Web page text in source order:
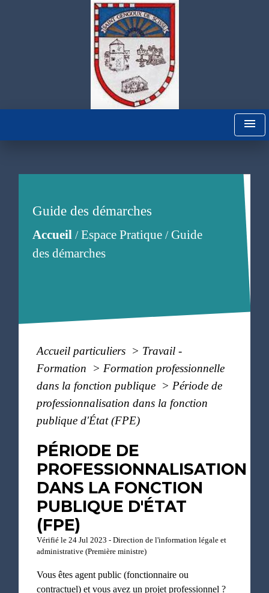
menu
Guide des démarches
Accueil/Espace Pratique/Guide
des démarches
Accueil particuliers > Travail -
Formation
> Formation professionnelle
dans la fonction publique > Période de
professionnalisation dans la fonction
publique d'État (FPE)
PÉRIODE DE
PROFESSIONNALISATION
DANS LA FONCTION
PUBLIQUE D'ÉTAT
(FPE)
Vérifié le 24 Jul 2023 - Direction de l'information légale et
administrative (Première ministre)
Vous êtes agent public (fonctionnaire ou
contractuel) et vous avez un projet professionnel ?